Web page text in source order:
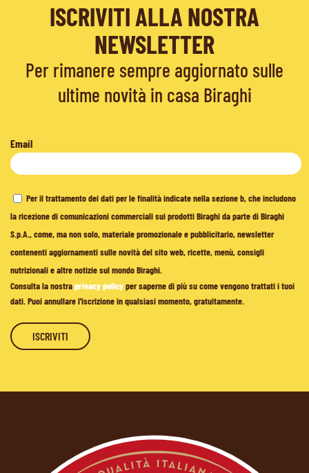
ISCRIVITI ALLA NOSTRA
NEWSLETTER
Per rimanere sempre aggiornato sulle
ultime novità in casa Biraghi
Email
Per il trattamento dei dati per le finalità indicate nella sezione b, che includono
la ricezione di comunicazioni commerciali sui prodotti Biraghi da parte di Biraghi
S.p.A., come, ma non solo, materiale promozionale e pubblicitario, newsletter
contenenti aggiornamenti sulle novità del sito web, ricette, menù, consigli
nutrizionali e altre notizie sul mondo Biraghi.
Consulta la nostraprivacy policyper saperne di più su come vengono trattati i tuoi
dati. Puoi annullare l'iscrizione in qualsiasi momento, gratuitamente.